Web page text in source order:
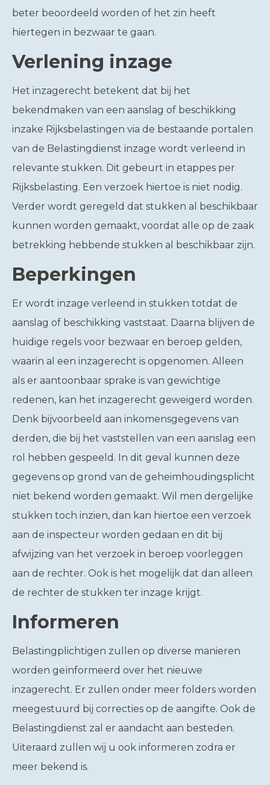
beter beoordeeld worden of het zin heeft
hiertegen in bezwaar te gaan.
Verlening inzage
Het inzagerecht betekent dat bij het
bekendmaken van een aanslag of beschikking
inzake Rijksbelastingen via de bestaande portalen
van de Belastingdienst inzage wordt verleend in
relevante stukken. Dit gebeurt in etappes per
Rijksbelasting. Een verzoek hiertoe is niet nodig.
Verder wordt geregeld dat stukken al beschikbaar
kunnen worden gemaakt, voordat alle op de zaak
betrekking hebbende stukken al beschikbaar zijn.
Beperkingen
Er wordt inzage verleend in stukken totdat de
aanslag of beschikking vaststaat. Daarna blijven de
huidige regels voor bezwaar en beroep gelden,
waarin al een inzagerecht is opgenomen. Alleen
als er aantoonbaar sprake is van gewichtige
redenen, kan het inzagerecht geweigerd worden.
Denk bijvoorbeeld aan inkomensgegevens van
derden, die bij het vaststellen van een aanslag een
rol hebben gespeeld. In dit geval kunnen deze
gegevens op grond van de geheimhoudingsplicht
niet bekend worden gemaakt. Wil men dergelijke
stukken toch inzien, dan kan hiertoe een verzoek
aan de inspecteur worden gedaan en dit bij
afwijzing van het verzoek in beroep voorleggen
aan de rechter. Ook is het mogelijk dat dan alleen
de rechter de stukken ter inzage krijgt.
Informeren
Belastingplichtigen zullen op diverse manieren
worden geïnformeerd over het nieuwe
inzagerecht. Er zullen onder meer folders worden
meegestuurd bij correcties op de aangifte. Ook de
Belastingdienst zal er aandacht aan besteden.
Uiteraard zullen wij u ook informeren zodra er
meer bekend is.